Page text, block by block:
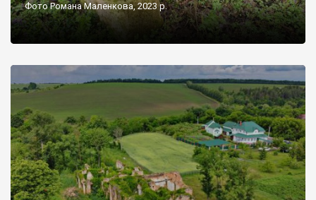
Фото Романа Маленкова, 2023 р.